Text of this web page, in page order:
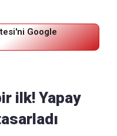
Google
ilk! Yapay